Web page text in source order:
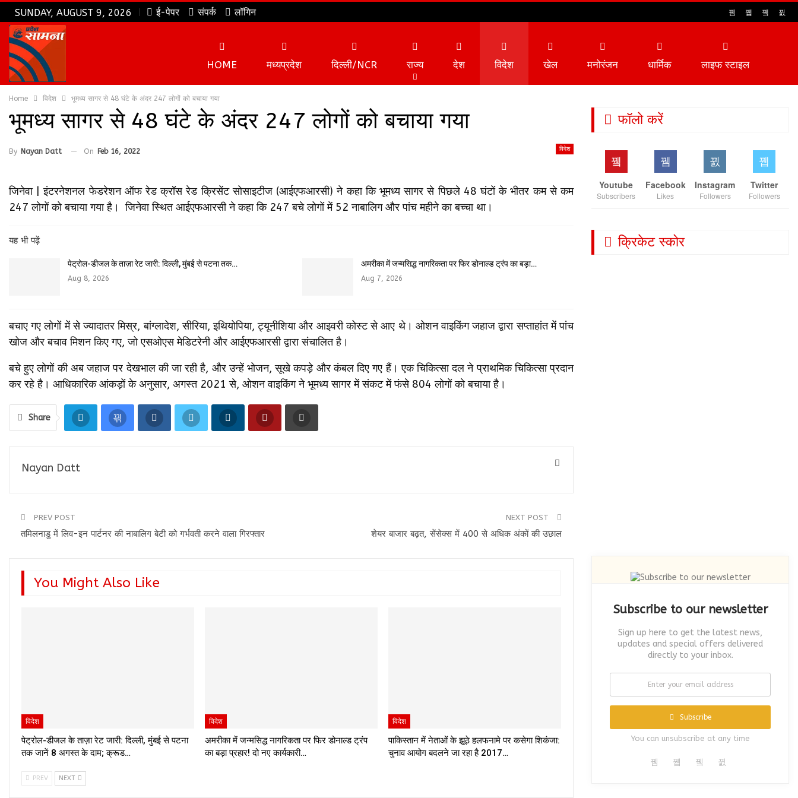
SUNDAY, AUGUST 9, 2026 ई-पेपर संपर्क लॉगिन
HOME मध्यप्रदेश दिल्ली/NCR राज्य देश विदेश खेल मनोरंजन धार्मिक लाइफ स्टाइल
व्यापार
Home विदेश भूमध्य सागर से 48 घंटे के अंदर 247 लोगों को बचाया गया
भूमध्य सागर से 48 घंटे के अंदर 247 लोगों को बचाया गया
विदेश
By Nayan Datt On Feb 16, 2022
जिनेवा | इंटरनेशनल फेडरेशन ऑफ रेड क्रॉस रेड क्रिसेंट सोसाइटीज (आईएफआरसी) ने कहा कि भूमध्य सागर से पिछले 48 घंटों के भीतर कम से कम
247 लोगों को बचाया गया है। जिनेवा स्थित आईएफआरसी ने कहा कि 247 बचे लोगों में 52 नाबालिग और पांच महीने का बच्चा था।
यह भी पढ़ें
पेट्रोल-डीजल के ताज़ा रेट जारी: दिल्ली, मुंबई से पटना तक…
Aug 8, 2026
अमरीका में जन्मसिद्ध नागरिकता पर फिर डोनाल्ड ट्रंप का बड़ा…
Aug 7, 2026
बचाए गए लोगों में से ज्यादातर मिस्र, बांग्लादेश, सीरिया, इथियोपिया, ट्यूनीशिया और आइवरी कोस्ट से आए थे। ओशन वाइकिंग जहाज द्वारा सप्ताहांत में पांच
खोज और बचाव मिशन किए गए, जो एसओएस मेडिटरेनी और आईएफआरसी द्वारा संचालित है।
बचे हुए लोगों की अब जहाज पर देखभाल की जा रही है, और उन्हें भोजन, सूखे कपड़े और कंबल दिए गए हैं। एक चिकित्सा दल ने प्राथमिक चिकित्सा प्रदान
कर रहे है। आधिकारिक आंकड़ों के अनुसार, अगस्त 2021 से, ओशन वाइकिंग ने भूमध्य सागर में संकट में फंसे 804 लोगों को बचाया है।
Share
Nayan Datt
PREV POST
तमिलनाडु में लिव-इन पार्टनर की नाबालिग बेटी को गर्भवती करने वाला गिरफ्तार
NEXT POST
शेयर बाजार बढ़त, सेंसेक्स में 400 से अधिक अंकों की उछाल
You Might Also Like
विदेश
पेट्रोल-डीजल के ताज़ा रेट जारी: दिल्ली, मुंबई से पटना
तक जानें 8 अगस्त के दाम; क्रूड…
विदेश
अमरीका में जन्मसिद्ध नागरिकता पर फिर डोनाल्ड ट्रंप
का बड़ा प्रहार! दो नए कार्यकारी…
विदेश
पाकिस्तान में नेताओं के झूठे हलफनामे पर कसेगा शिकंजा:
चुनाव आयोग बदलने जा रहा है 2017…
PREV NEXT
फॉलो करें
Youtube
Subscribers
Facebook
Likes
Instagram
Followers
Twitter
Followers
क्रिकेट स्कोर
Subscribe to our newsletter
Sign up here to get the latest news,
updates and special offers delivered
directly to your inbox.
Subscribe
You can unsubscribe at any time